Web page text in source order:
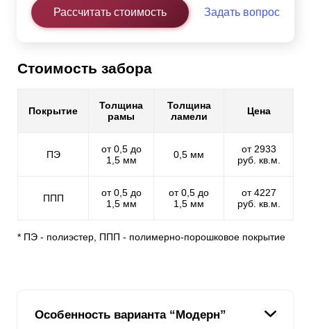
Рассчитать стоимость Задать вопрос
Стоимость забора
Покрытие
Толщина
рамы
Толщина
ламели
Цена
ПЭ
от 0,5 до
1,5 мм
0,5 мм
от 2933
руб. кв.м.
ППП
от 0,5 до
1,5 мм
от 0,5 до
1,5 мм
от 4227
руб. кв.м.
* ПЭ - полиэстер, ППП - полимерно-порошковое покрытие
Особенность варианта “Модерн”